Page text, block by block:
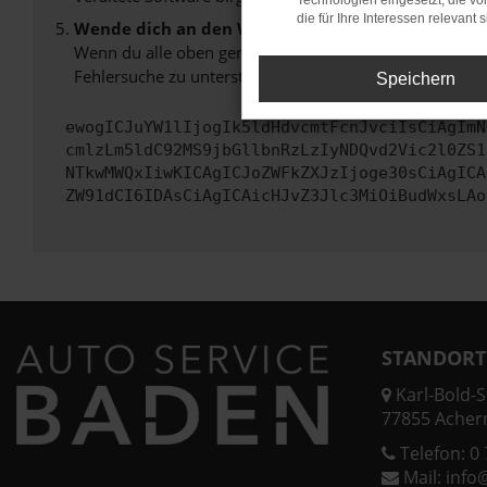
Wende dich an den Webseitenbetreiber.
Wenn du alle oben genannten Schritte versucht hast,
Fehlersuche zu unterstützen:
Karl-Bold-
77855
Telefon: 0
Mail:
die für Ihre Interessen relevant
Speichern